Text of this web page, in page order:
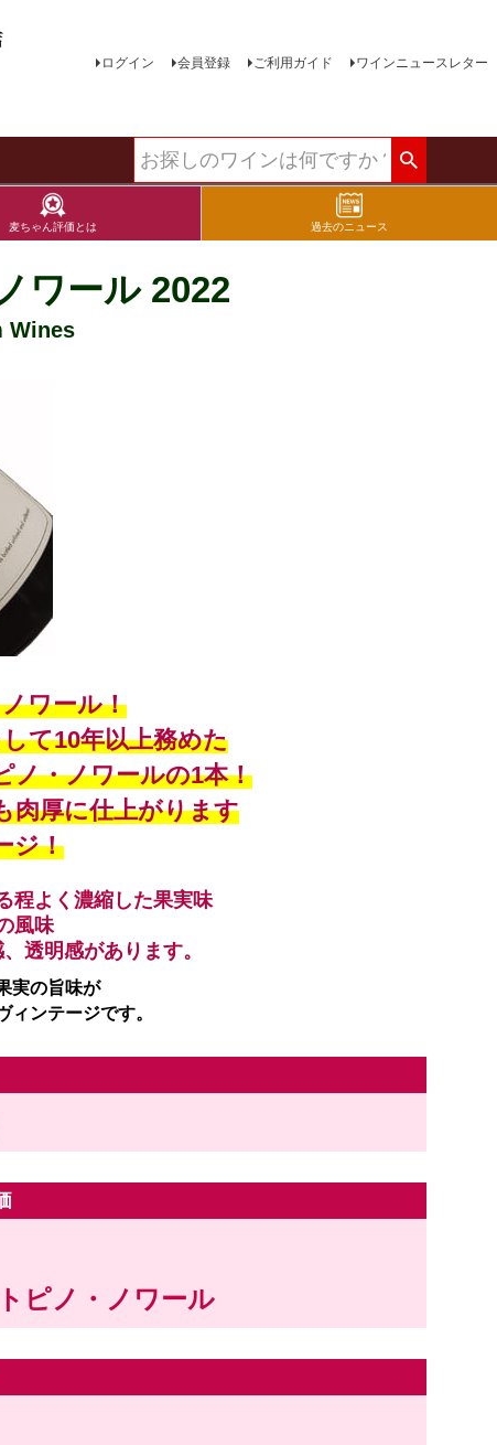
ログイン 会員登録 ご利用ガイド ワインニュースレター
麦ちゃん評価とは 過去のニュース
ワール 2022
Wines
ワール！
て10年以上務めた
ノ・ノワールの1本！
肉厚に仕上がります
ジ！
程よく濃縮した果実味
風味
透明感があります。
実の旨味が
ンテージです。
ピノ・ノワール